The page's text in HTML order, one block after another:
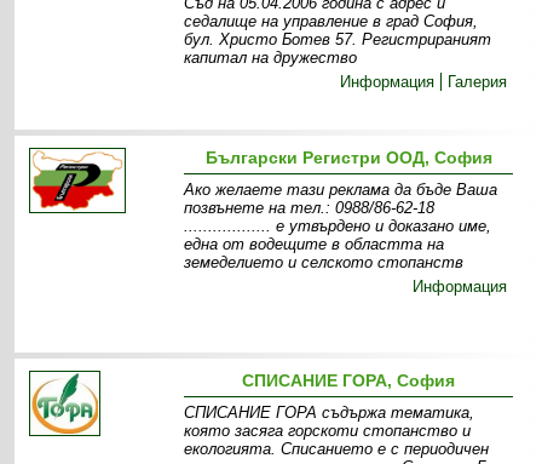
седалище на управление в град София,
бул. Христо Ботев 57. Регистрираният
капитал на дружество
Информация
Галерия
Български Регистри ООД, София
Ако желаете тази реклама да бъде Ваша
позвънете на тел.: 0988/86-62-18
.................. e утвърдено и доказано име,
една от водещите в областта на
земеделието и селското стопанств
Информация
СПИСАНИЕ ГОРА, София
СПИСАНИЕ ГОРА съдържа тематика,
която засяга горскоти стопанство и
екологията. Списанието е с периодичен